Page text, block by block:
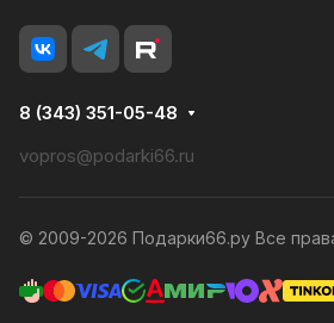
8 (343) 351-05-48
vopros@podarki66.ru
© 2009-2026 Подарки66.ру Все